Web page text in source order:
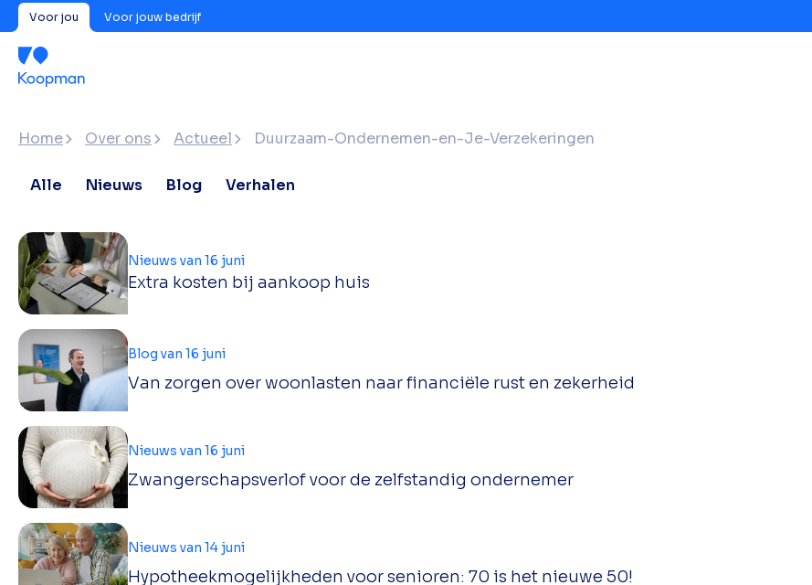
Voor jou Voor jouw bedrijf
Home Over ons Actueel Duurzaam-Ondernemen-en-Je-Verzekeringen
Alle Nieuws Blog Verhalen
Extra kosten bij aankoop huis
Nieuws van 16 juni
Van zorgen over woonlasten naar financiële rust en zekerheid
Blog van 16 juni
Zwangerschapsverlof voor de zelfstandig ondernemer
Nieuws van 16 juni
Hypotheekmogelijkheden voor senioren: 70 is het nieuwe 50!
Nieuws van 14 juni